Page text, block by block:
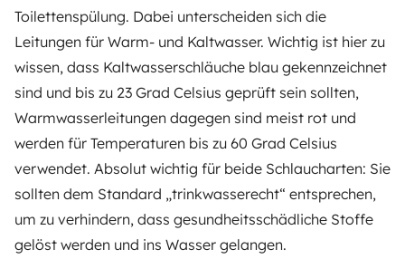
Toilettenspülung. Dabei unterscheiden sich die
Leitungen für Warm- und Kaltwasser. Wichtig ist hier zu
wissen, dass Kaltwasserschläuche blau gekennzeichnet
sind und bis zu 23 Grad Celsius geprüft sein sollten,
Warmwasserleitungen dagegen sind meist rot und
werden für Temperaturen bis zu 60 Grad Celsius
verwendet. Absolut wichtig für beide Schlaucharten: Sie
sollten dem Standard „trinkwasserecht“ entsprechen,
um zu verhindern, dass gesundheitsschädliche Stoffe
gelöst werden und ins Wasser gelangen.